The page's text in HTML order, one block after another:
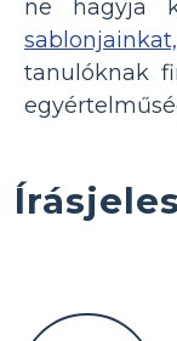
ne hagyja
sablonjainkat,
tanulóknak